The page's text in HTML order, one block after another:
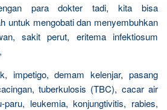
para dokter tadi, kita bisa
untuk mengobati dan menyembuhkan
sakit perut, eritema infektiosum
impetigo, demam kelenjar, pasang
tuberkulosis (TBC), cacar air
paru, leukemia, konjungtivitis, rabies,